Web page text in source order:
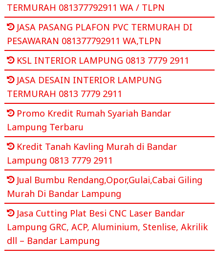
TERMURAH 081377792911 WA / TLPN
JASA PASANG PLAFON PVC TERMURAH DI
PESAWARAN 081377792911 WA,TLPN
KSL INTERIOR LAMPUNG 0813 7779 2911
JASA DESAIN INTERIOR LAMPUNG
TERMURAH 0813 7779 2911
Promo Kredit Rumah Syariah Bandar
Lampung Terbaru
Kredit Tanah Kavling Murah di Bandar
Lampung 0813 7779 2911
Jual Bumbu Rendang,Opor,Gulai,Cabai Giling
Murah Di Bandar Lampung
Jasa Cutting Plat Besi CNC Laser Bandar
Lampung GRC, ACP, Aluminium, Stenlise, Akrilik
dll – Bandar Lampung